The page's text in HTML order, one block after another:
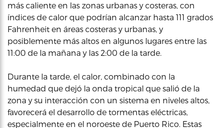
más caliente en las zonas urbanas y costeras, con
índices de calor que podrían alcanzar hasta 111 grados
Fahrenheit en áreas costeras y urbanas, y
posiblemente más altos en algunos lugares entre las
11:00 de la mañana y las 2:00 de la tarde.
Durante la tarde, el calor, combinado con la
humedad que dejó la onda tropical que salió de la
zona y su interacción con un sistema en niveles altos,
favorecerá el desarrollo de tormentas eléctricas,
especialmente en el noroeste de Puerto Rico. Estas